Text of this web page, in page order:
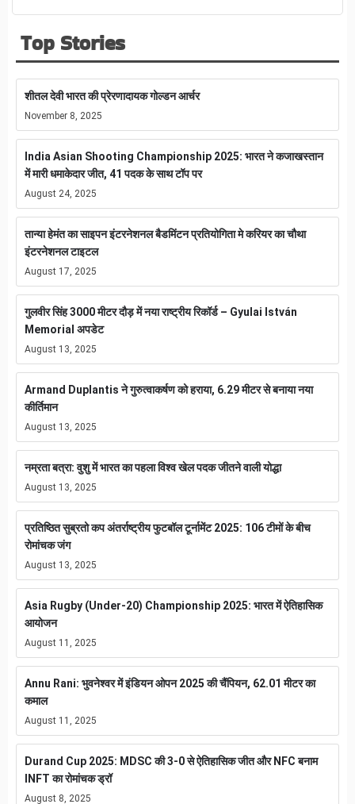
Top Stories
शीतल देवी भारत की प्रेरणादायक गोल्डन आर्चर
November 8, 2025
India Asian Shooting Championship 2025: भारत ने कजाखस्तान
में मारी धमाकेदार जीत, 41 पदक के साथ टॉप पर
August 24, 2025
तान्या हेमंत का साइपन इंटरनेशनल बैडमिंटन प्रतियोगिता मे करियर का चौथा
इंटरनेशनल टाइटल
August 17, 2025
गुलवीर सिंह 3000 मीटर दौड़ में नया राष्ट्रीय रिकॉर्ड – Gyulai István
Memorial अपडेट
August 13, 2025
Armand Duplantis ने गुरुत्वाकर्षण को हराया, 6.29 मीटर से बनाया नया
कीर्तिमान
August 13, 2025
नम्रता बत्रा: वुशु में भारत का पहला विश्व खेल पदक जीतने वाली योद्धा
August 13, 2025
प्रतिष्ठित सुब्रतो कप अंतर्राष्ट्रीय फुटबॉल टूर्नामेंट 2025: 106 टीमों के बीच
रोमांचक जंग
August 13, 2025
Asia Rugby (Under-20) Championship 2025: भारत में ऐतिहासिक
आयोजन
August 11, 2025
Annu Rani: भुवनेश्वर में इंडियन ओपन 2025 की चैंपियन, 62.01 मीटर का
कमाल
August 11, 2025
Durand Cup 2025: MDSC की 3-0 से ऐतिहासिक जीत और NFC बनाम
INFT का रोमांचक ड्रॉ
August 8, 2025